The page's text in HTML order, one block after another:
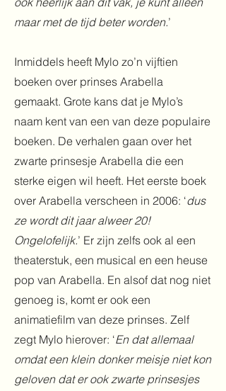
maar met de tijd beter worden.’
Inmiddels heeft Mylo zo’n vijftien
boeken over prinses Arabella
gemaakt. Grote kans dat je Mylo’s
naam kent van een van deze populaire
boeken. De verhalen gaan over het
zwarte prinsesje Arabella die een
sterke eigen wil heeft. Het eerste boek
over Arabella verscheen in 2006: ‘dus
ze wordt dit jaar alweer 20!
Ongelofelijk.’ Er zijn zelfs ook al een
theaterstuk, een musical en een heuse
pop van Arabella. En alsof dat nog niet
genoeg is, komt er ook een
animatiefilm van deze prinses. Zelf
zegt Mylo hierover: ‘En dat allemaal
omdat een klein donker meisje niet kon
geloven dat er ook zwarte prinsesjes